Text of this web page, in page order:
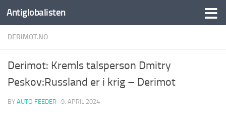
Antiglobalisten
DERIMOT.NO
Derimot: Kremls talsperson Dmitry
Peskov:Russland er i krig – Derimot
BY AUTO FEEDER · 9. APRIL 2024